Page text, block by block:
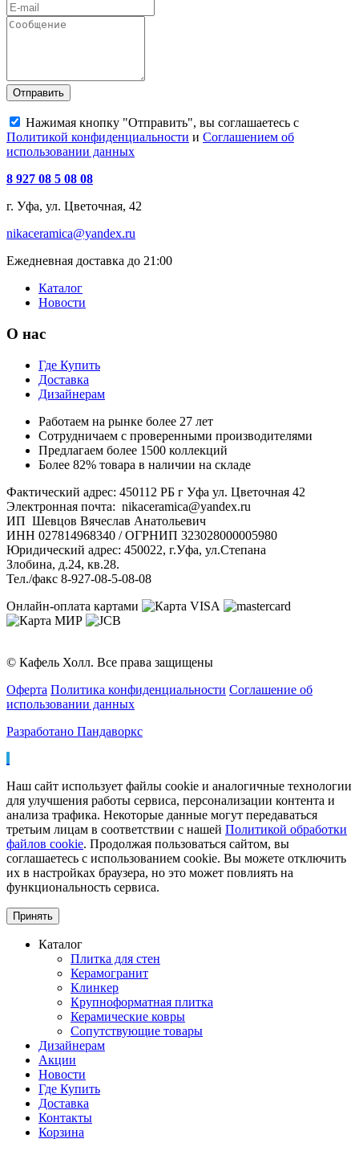
Отправить
Нажимая кнопку "Отправить", вы соглашаетесь с
Политикой конфиденциальности и Соглашением об
использовании данных
8 927 08 5 08 08
г. Уфа, ул. Цветочная, 42
nikaceramica@yandex.ru
Ежедневная доставка до 21:00
Каталог
Новости
О нас
Где Купить
Доставка
Дизайнерам
Работаем на рынке более 27 лет
Сотрудничаем с проверенными производителями
Предлагаем более 1500 коллекций
Более 82% товара в наличии на складе
Фактический адрес: 450112 РБ г Уфа ул. Цветочная 42
Электронная почта: nikaceramica@yandex.ru
ИП Шевцов Вячеслав Анатольевич
ИНН 027814968340 / ОГРНИП 323028000005980
Юридический адрес: 450022, г.Уфа, ул.Степана
Злобина, д.24, кв.28.
Тел./факс 8-927-08-5-08-08
Онлайн-оплата картами
© Кафель Холл. Все права защищены
Оферта Политика конфиденциальности Соглашение об
использовании данных
Разработано Пандаворкс
Наш сайт использует файлы cookie и аналогичные технологии
для улучшения работы сервиса, персонализации контента и
анализа трафика. Некоторые данные могут передаваться
третьим лицам в соответствии с нашей Политикой обработки
файлов cookie. Продолжая пользоваться сайтом, вы
соглашаетесь с использованием cookie. Вы можете отключить
их в настройках браузера, но это может повлиять на
функциональность сервиса.
Принять
Каталог
Плитка для стен
Керамогранит
Клинкер
Крупноформатная плитка
Керамические ковры
Сопутствующие товары
Дизайнерам
Акции
Новости
Где Купить
Доставка
Контакты
Корзина